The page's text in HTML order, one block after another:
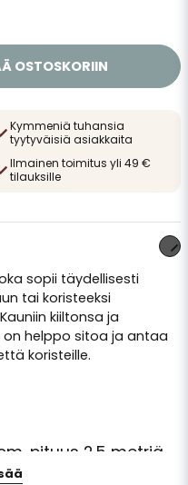
OSTOSKORIIN
Kymmeniä tuhansia
tyytyväisiä asiakkaita
Ilmainen toimitus yli 49 €
tilauksille
sopii täydellisesti
tai koristeeksi
kiiltonsa ja
helppo sitoa ja antaa
koristeille.
pituus 2,5 metriä